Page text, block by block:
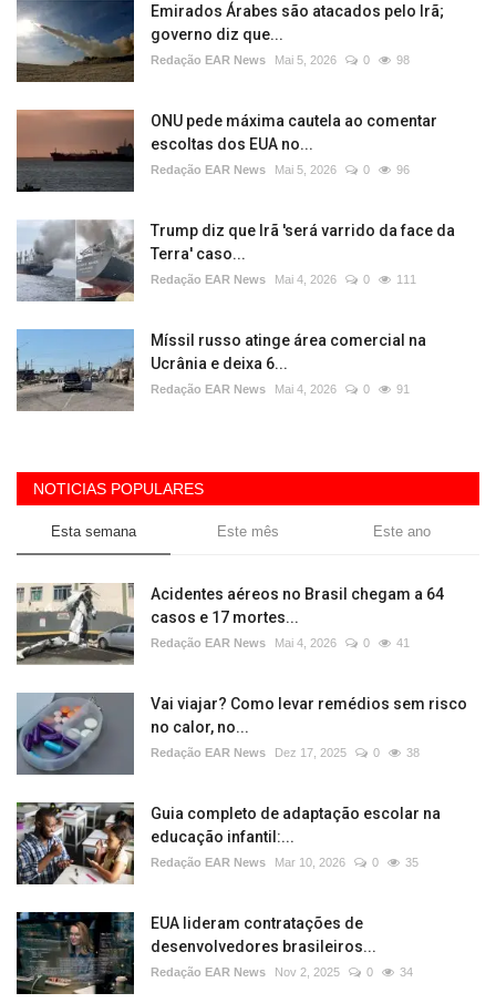
Emirados Árabes são atacados pelo Irã;
governo diz que...
Redação EAR News Mai 5, 2026 0 98
ONU pede máxima cautela ao comentar
escoltas dos EUA no...
Redação EAR News Mai 5, 2026 0 96
Trump diz que Irã 'será varrido da face da
Terra' caso...
Redação EAR News Mai 4, 2026 0 111
Míssil russo atinge área comercial na
Ucrânia e deixa 6...
Redação EAR News Mai 4, 2026 0 91
NOTICIAS POPULARES
Esta semana Este mês Este ano
Acidentes aéreos no Brasil chegam a 64
casos e 17 mortes...
Redação EAR News Mai 4, 2026 0 41
Vai viajar? Como levar remédios sem risco
no calor, no...
Redação EAR News Dez 17, 2025 0 38
Guia completo de adaptação escolar na
educação infantil:...
Redação EAR News Mar 10, 2026 0 35
EUA lideram contratações de
desenvolvedores brasileiros...
Redação EAR News Nov 2, 2025 0 34